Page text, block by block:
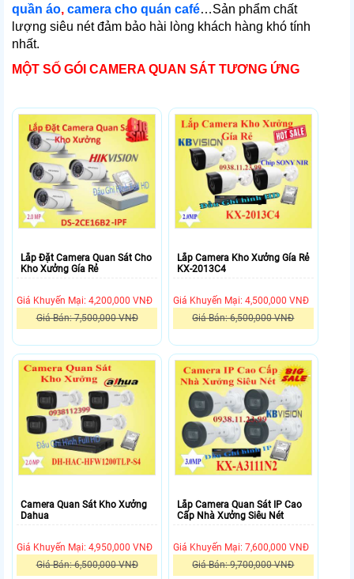
quần áo, camera cho quán café…Sản phẩm chất
lượng siêu nét đảm bảo hài lòng khách hàng khó tính
nhất.
MỘT SỐ GÓI CAMERA QUAN SÁT TƯƠNG ỨNG
Lắp Đặt Camera Quan Sát Cho
Kho Xưởng Gía Rẻ
Giá Khuyến Mại: 4,200,000 VNĐ
Giá Bán: 7,500,000 VNĐ
Lắp Camera Kho Xưởng Gía Rẻ
KX-2013C4
Giá Khuyến Mại: 4,500,000 VNĐ
Giá Bán: 6,500,000 VNĐ
Camera Quan Sát Kho Xưởng
Dahua
Giá Khuyến Mại: 4,950,000 VNĐ
Giá Bán: 6,500,000 VNĐ
Lắp Camera Quan Sát IP Cao
Cấp Nhà Xưởng Siêu Nét
Giá Khuyến Mại: 7,600,000 VNĐ
Giá Bán: 9,700,000 VNĐ